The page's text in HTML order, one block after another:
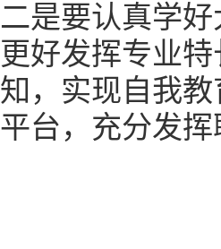
二是要认真学
更好发挥专业
知，实现自我
平台，充分发